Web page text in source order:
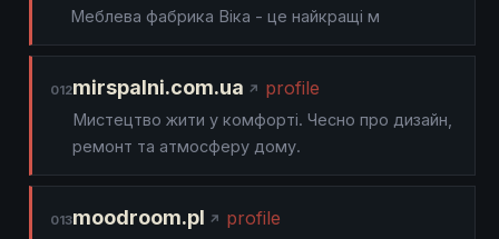
Меблева фабрика Віка - це найкращі м
012mirspalni.com.ua profile
Мистецтво жити у комфорті. Чесно про дизайн,
ремонт та атмосферу дому.
013moodroom.pl profile